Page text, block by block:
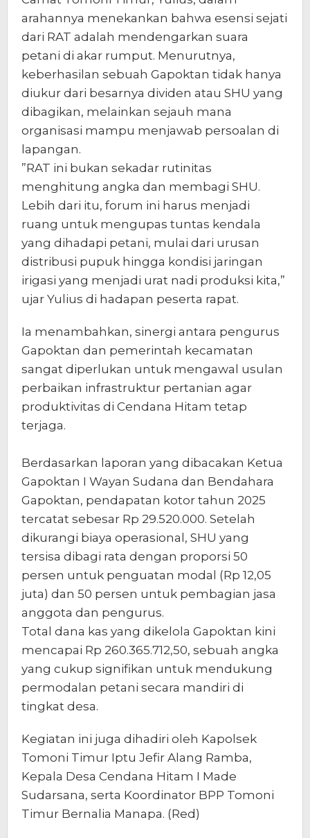
arahannya menekankan bahwa esensi sejati
dari RAT adalah mendengarkan suara
petani di akar rumput. Menurutnya,
keberhasilan sebuah Gapoktan tidak hanya
diukur dari besarnya dividen atau SHU yang
dibagikan, melainkan sejauh mana
organisasi mampu menjawab persoalan di
lapangan.
​”RAT ini bukan sekadar rutinitas
menghitung angka dan membagi SHU.
Lebih dari itu, forum ini harus menjadi
ruang untuk mengupas tuntas kendala
yang dihadapi petani, mulai dari urusan
distribusi pupuk hingga kondisi jaringan
irigasi yang menjadi urat nadi produksi kita,”
ujar Yulius di hadapan peserta rapat.
​Ia menambahkan, sinergi antara pengurus
Gapoktan dan pemerintah kecamatan
sangat diperlukan untuk mengawal usulan
perbaikan infrastruktur pertanian agar
produktivitas di Cendana Hitam tetap
terjaga.
Berdasarkan laporan yang dibacakan Ketua
Gapoktan I Wayan Sudana dan Bendahara
Gapoktan, pendapatan kotor tahun 2025
tercatat sebesar Rp 29.520.000. Setelah
dikurangi biaya operasional, SHU yang
tersisa dibagi rata dengan proporsi 50
persen untuk penguatan modal (Rp 12,05
juta) dan 50 persen untuk pembagian jasa
anggota dan pengurus.
​Total dana kas yang dikelola Gapoktan kini
mencapai Rp 260.365.712,50, sebuah angka
yang cukup signifikan untuk mendukung
permodalan petani secara mandiri di
tingkat desa.
Kegiatan ini juga dihadiri oleh Kapolsek
Tomoni Timur Iptu Jefir Alang Ramba,
Kepala Desa Cendana Hitam I Made
Sudarsana, serta Koordinator BPP Tomoni
Timur Bernalia Manapa. (Red)